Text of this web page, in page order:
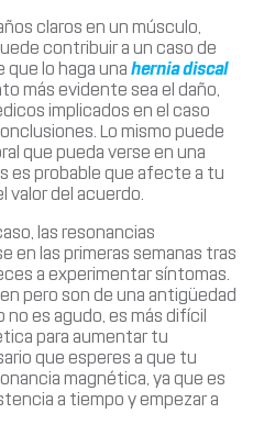
claros en un músculo,
contribuir a un caso de
que lo haga una hernia discal
más evidente sea el daño,
implicados en el caso
Lo mismo puede
que pueda verse en una
es probable que afecte a tu
valor del acuerdo.
las resonancias
en las primeras semanas tras
a experimentar síntomas.
pero son de una antigüedad
es agudo, es más difícil
para aumentar tu
que esperes a que tu
magnética, ya que es
a tiempo y empezar a